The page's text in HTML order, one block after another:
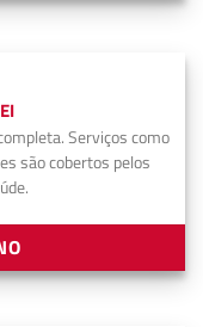
Serviços como
são cobertos pelos